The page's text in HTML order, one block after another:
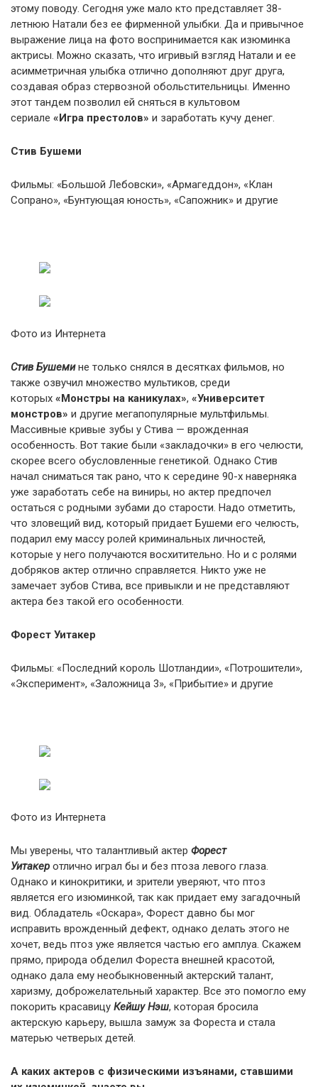
этому поводу. Сегодня уже мало кто представляет 38-
летнюю Натали без ее фирменной улыбки. Да и привычное
выражение лица на фото воспринимается как изюминка
актрисы. Можно сказать, что игривый взгляд Натали и ее
асимметричная улыбка отлично дополняют друг друга,
создавая образ стервозной обольстительницы. Именно
этот тандем позволил ей сняться в культовом
сериале «Игра престолов» и заработать кучу денег.
Стив Бушеми
Фильмы: «Большой Лебовски», «Армагеддон», «Клан
Сопрано», «Бунтующая юность», «Сапожник» и другие
Фото из Интернета
Стив Бушемине только снялся в десятках фильмов, но
также озвучил множество мультиков, среди
которых «Монстры на каникулах», «Университет
монстров» и другие мегапопулярные мультфильмы.
Массивные кривые зубы у Стива — врожденная
особенность. Вот такие были «закладочки» в его челюсти,
скорее всего обусловленные генетикой. Однако Стив
начал сниматься так рано, что к середине 90-х наверняка
уже заработать себе на виниры, но актер предпочел
остаться с родными зубами до старости. Надо отметить,
что зловещий вид, который придает Бушеми его челюсть,
подарил ему массу ролей криминальных личностей,
которые у него получаются восхитительно. Но и с ролями
добряков актер отлично справляется. Никто уже не
замечает зубов Стива, все привыкли и не представляют
актера без такой его особенности.
Форест Уитакер
Фильмы: «Последний король Шотландии», «Потрошители»,
«Эксперимент», «Заложница 3», «Прибытие» и другие
Фото из Интернета
Мы уверены, что талантливый актер Форест
Уитакер отлично играл бы и без птоза левого глаза.
Однако и кинокритики, и зрители уверяют, что птоз
является его изюминкой, так как придает ему загадочный
вид. Обладатель «Оскара», Форест давно бы мог
исправить врожденный дефект, однако делать этого не
хочет, ведь птоз уже является частью его амплуа. Скажем
прямо, природа обделил Фореста внешней красотой,
однако дала ему необыкновенный актерский талант,
харизму, доброжелательный характер. Все это помогло ему
покорить красавицу Кейшу Нэш, которая бросила
актерскую карьеру, вышла замуж за Фореста и стала
матерью четверых детей.
А каких актеров с физическими изъянами, ставшими